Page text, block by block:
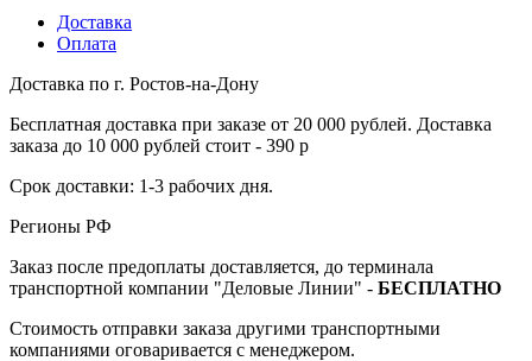
Доставка
Оплата
Доставка по г. Ростов-на-Дону
Бесплатная доставка при заказе от 20 000 рублей. Доставка
заказа до 10 000 рублей стоит - 390 р
Срок доставки: 1-3 рабочих дня.
Регионы РФ
Заказ после предоплаты доставляется, до терминала
транспортной компании "Деловые Линии" - БЕСПЛАТНО
Стоимость отправки заказа другими транспортными
компаниями оговаривается с менеджером.